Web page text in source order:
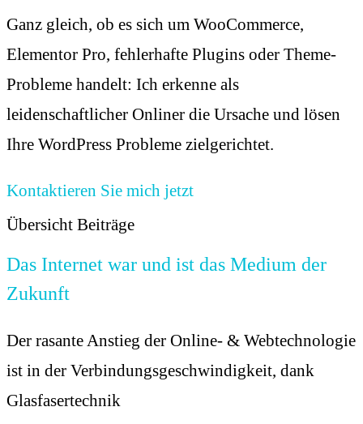
Ganz gleich, ob es sich um WooCommerce,
Elementor Pro, fehlerhafte Plugins oder Theme-
Probleme handelt: Ich erkenne als
leidenschaftlicher Onliner die Ursache und lösen
Ihre WordPress Probleme zielgerichtet.
Kontaktieren Sie mich jetzt
Übersicht Beiträge
Das Internet war und ist das Medium der
Zukunft
Der rasante Anstieg der Online- & Webtechnologie
ist in der Verbindungsgeschwindigkeit, dank
Glasfasertechnik